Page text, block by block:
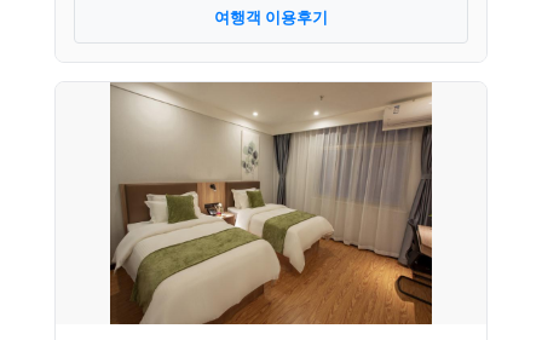
여행객 이용후기